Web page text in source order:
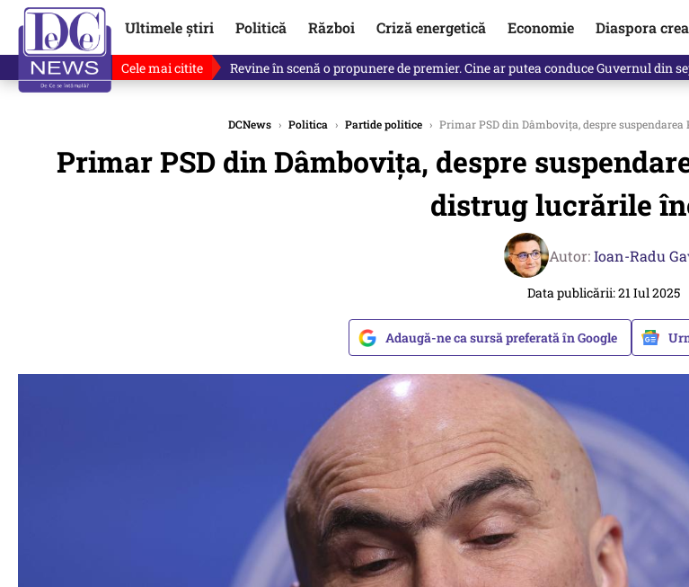
Ultimele știri Politică Război Criză energetică Economie Diaspora
Cele mai citite Drona explodată în Bulgaria, identificată. Ambasadoarea Ucrainei a fost
DCNews › Politica › Partide politice › Primar PSD din Dâmbovița, despre
Primar PSD din Dâmbovița, despre
distrug lucrările
Autor:Ioan-Radu
Data publicării: 21 Iul 2025
Adaugă-ne ca sursă preferată în Google